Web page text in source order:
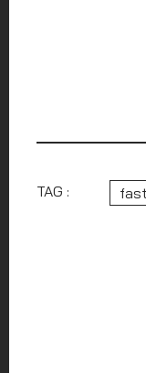
TAG :